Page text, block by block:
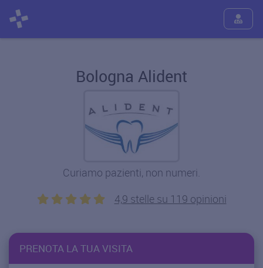
Bologna Alident
Curiamo pazienti, non numeri.
4,9 stelle su 119 opinioni
PRENOTA LA TUA VISITA